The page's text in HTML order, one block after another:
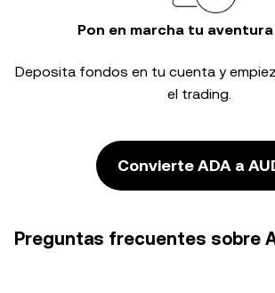
Pon en marcha tu
Deposita fondos en tu cuenta y
el trading.
Convierte ADA a
Preguntas frecuentes sobre